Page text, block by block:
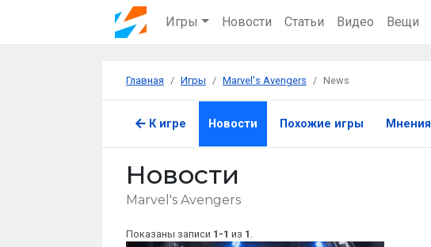
Игры Новости Статьи Видео Вещи
Главная Игры Marvel's Avengers News
К игре Новости Похожие игры Мнения
Новости
Marvel's Avengers
Показаны записи 1-1 из 1 .